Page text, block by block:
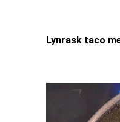
Lynrask taco